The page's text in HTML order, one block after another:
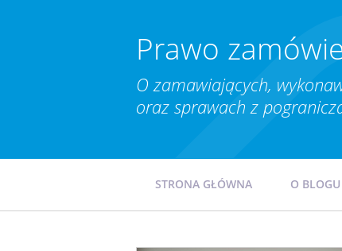
Prawo
O zamawiających,
oraz sprawach z
STRONA GŁÓWNA O BLOGU